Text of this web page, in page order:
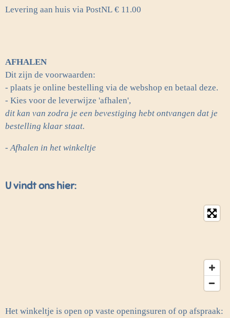
Levering aan huis via PostNL € 11.00
AFHALEN
Dit zijn de voorwaarden:
- plaats je online bestelling via de webshop en betaal deze.
- Kies voor de leverwijze 'afhalen',
dit kan van zodra je een bevestiging hebt ontvangen dat je
bestelling klaar staat.
- Afhalen in het winkeltje
U vindt ons hier:
Het winkeltje is open op vaste openingsuren of op afspraak: